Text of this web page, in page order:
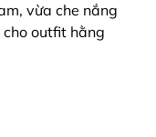
vừa che nắng
outfit hằng